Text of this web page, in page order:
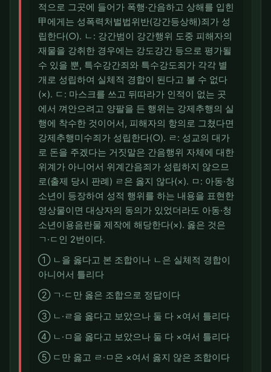
적으로 그곳에 들어가 폭행·간음하고 상해를 입힌
甲에게는 성폭력처벌법위반(강간등상해)죄가 성
립한다(○). ㄴ: 강간범이 강간행위 도중 피해자의
재물을 강취한 경우에는 강도강간 등으로 평가될
수 있을 뿐, 특수강간죄와 특수강도죄가 각각 별
개로 성립하여 실체적 경합이 된다고 볼 수 없다
(×). ㄷ: 마스크를 쓰고 뒤따라가 인적이 없는 곳
에서 껴안으려고 양팔을 든 행위는 강제추행의 실
행에 착수한 것이어서, 피해자의 항의로 그쳤다면
강제추행미수죄가 성립한다(○). ㄹ: 성교의 대가
로 돈을 주겠다는 거짓말은 간음행위 자체에 대한
위계가 아니어서 위계간음죄가 성립하지 않으므
로(출제 당시 판례) ㄹ은 옳지 않다(×). ㅁ: 아동·청
소년이 등장하여 성적 행위를 하는 내용을 표현한
영상물이면 대상자의 동의가 있었더라도 아동·청
소년이용음란물 제작에 해당한다(×). 옳은 것은
ㄱ·ㄷ인 2번이다.
① ㄴ을 옳다고 본 조합이나 ㄴ은 실체적 경합이
아니어서 틀리다
② ㄱ·ㄷ만 옳은 조합으로 정답이다
③ ㄴ·ㄹ을 옳다고 보았으나 둘 다 ×여서 틀리다
④ ㄴ·ㅁ을 옳다고 보았으나 둘 다 ×여서 틀리다
⑤ ㄷ만 옳고 ㄹ·ㅁ은 ×여서 옳지 않은 조합이다